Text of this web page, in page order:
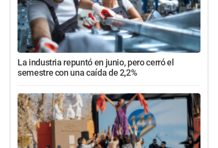
La industria repuntó en junio, pero cerró el
semestre con una caída de 2,2%